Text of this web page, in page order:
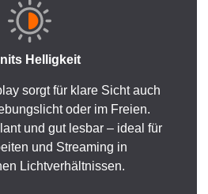
Helligkeit
sorgt für klare Sicht auch
oder im Freien.
und gut lesbar – ideal für
und Streaming in
Lichtverhältnissen.